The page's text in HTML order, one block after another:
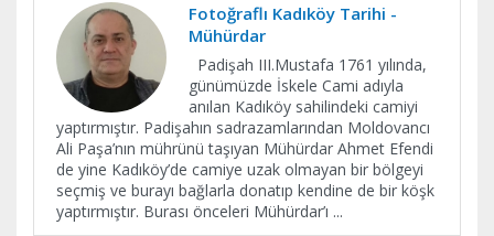
Fotoğraflı Kadıköy Tarihi -
Mühürdar
Padişah III.Mustafa 1761 yılında,
günümüzde İskele Cami adıyla
anılan Kadıköy sahilindeki camiyi
yaptırmıştır. Padişahın sadrazamlarından Moldovancı
Ali Paşa’nın mührünü taşıyan Mühürdar Ahmet Efendi
de yine Kadıköy’de camiye uzak olmayan bir bölgeyi
seçmiş ve burayı bağlarla donatıp kendine de bir köşk
yaptırmıştır. Burası önceleri Mühürdar’ı ...